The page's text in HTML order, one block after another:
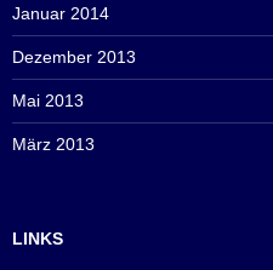
Januar 2014
Dezember 2013
Mai 2013
März 2013
LINKS